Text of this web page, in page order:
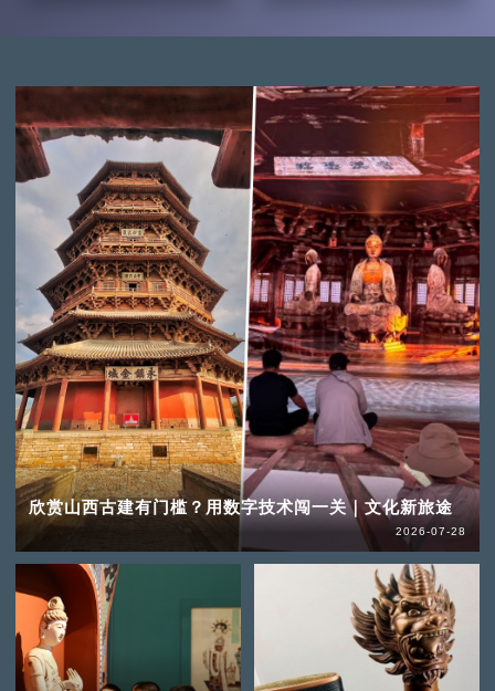
欣赏山西古建有门槛？用数字技术闯一关｜文化新旅途
2026-07-28